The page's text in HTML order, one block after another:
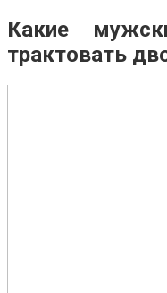
Какие
трактовать